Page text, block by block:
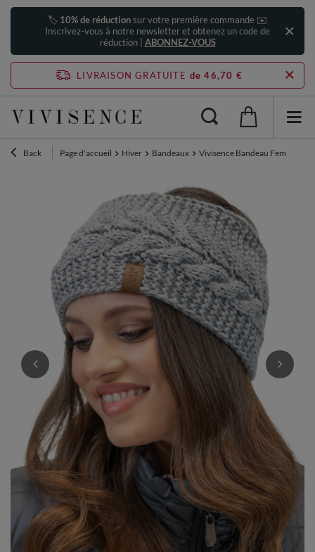
🏷️ 10% de réductionsur votre première commande ✉️
Inscrivez-vous à notre newsletter et obtenez un code de
réduction | ABONNEZ-VOUS
LIVRAISON GRATUITE de 46,70 €
Back Page d'accueil Hiver Bandeaux Vivisence Bandeau Femme En